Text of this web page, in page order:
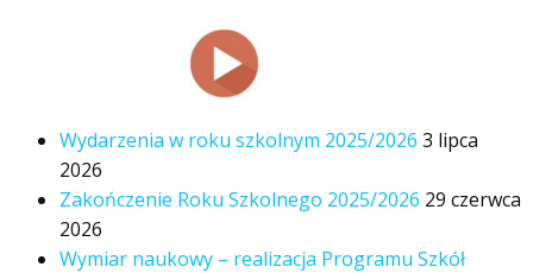
Wydarzenia w roku szkolnym 2025/2026 3 lipca
2026
Zakończenie Roku Szkolnego 2025/2026 29 czerwca
2026
Wymiar naukowy – realizacja Programu Szkół